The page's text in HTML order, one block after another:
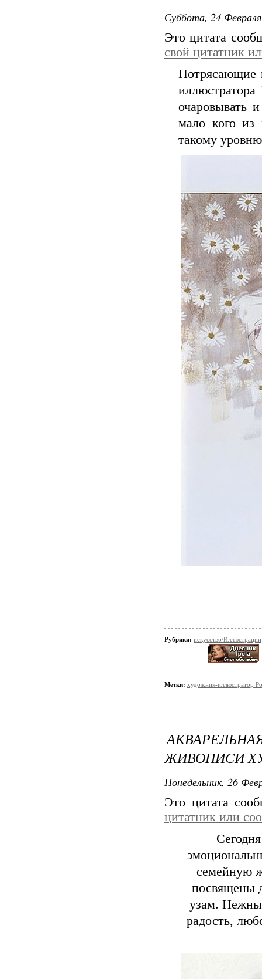
Суббота, 24
Это цитата
свой цитатник
Потрясающие
очаровывать
мало кого из
такому
Рубрики: искусство/Иллюстрации
Метки: художник-иллюстратор
ЖИВОПИСИ
Понедельник, 26
Это цитата
цитатник или
семейную
посвящены
узам.
радость,